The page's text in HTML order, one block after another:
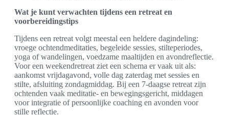
Wat je kunt verwachten tijdens een retreat en
voorbereidingstips
Tijdens een retreat volgt meestal een heldere dagindeling:
vroege ochtendmeditaties, begeleide sessies, stilteperiodes,
yoga of wandelingen, voedzame maaltijden en avondreflectie.
Voor een weekendretreat ziet een schema er vaak uit als:
aankomst vrijdagavond, volle dag zaterdag met sessies en
stilte, afsluiting zondagmiddag. Bij een 7-daagse retreat zijn
ochtenden vaak meditatie- en bewegingsgericht, middagen
voor integratie of persoonlijke coaching en avonden voor
stille reflectie.